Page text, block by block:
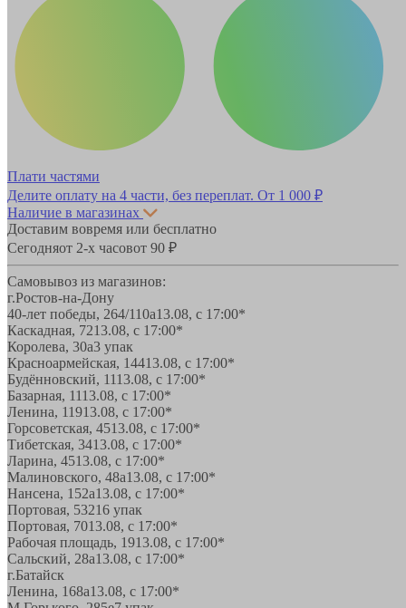
Плати частями
Делите оплату на 4 части, без переплат. От 1 000 ₽
Наличие в магазинах
Доставим вовремя или бесплатно
Сегодняот 2-х часовот 90 ₽
Самовывоз из магазинов:
г.Ростов-на-Дону
40-лет победы, 264/110а13.08, с 17:00*
Каскадная, 7213.08, с 17:00*
Королева, 30а3 упак
Красноармейская, 14413.08, с 17:00*
Будённовский, 1113.08, с 17:00*
Базарная, 1113.08, с 17:00*
Ленина, 11913.08, с 17:00*
Горсоветская, 4513.08, с 17:00*
Тибетская, 3413.08, с 17:00*
Ларина, 4513.08, с 17:00*
Малиновского, 48а13.08, с 17:00*
Нансена, 152а13.08, с 17:00*
Портовая, 53216 упак
Портовая, 7013.08, с 17:00*
Рабочая площадь, 1913.08, с 17:00*
Сальский, 28a13.08, с 17:00*
г.Батайск
Ленина, 168а13.08, с 17:00*